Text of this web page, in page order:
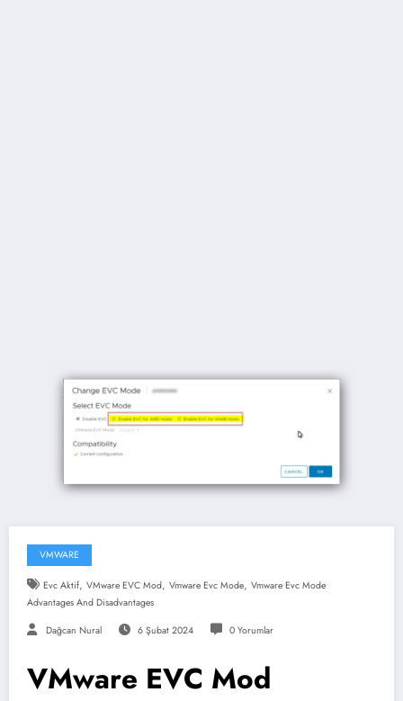
VMWARE
Evc Aktif, VMware EVC Mod, Vmware Evc Mode, Vmware Evc Mode
Advantages And Disadvantages
Dağcan Nural 6 Şubat 2024 0 Yorumlar
VMware EVC Mod